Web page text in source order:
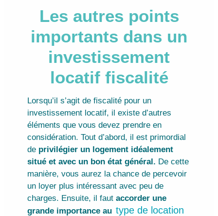
Les autres points
importants dans un
investissement
locatif fiscalité
Lorsqu’il s’agit de fiscalité pour un
investissement locatif, il existe d’autres
éléments que vous devez prendre en
considération. Tout d’abord, il est primordial
de privilégier un logement idéalement
situé et avec un bon état général. De cette
manière, vous aurez la chance de percevoir
un loyer plus intéressant avec peu de
charges. Ensuite, il fautaccorder une
grande importance autype de location